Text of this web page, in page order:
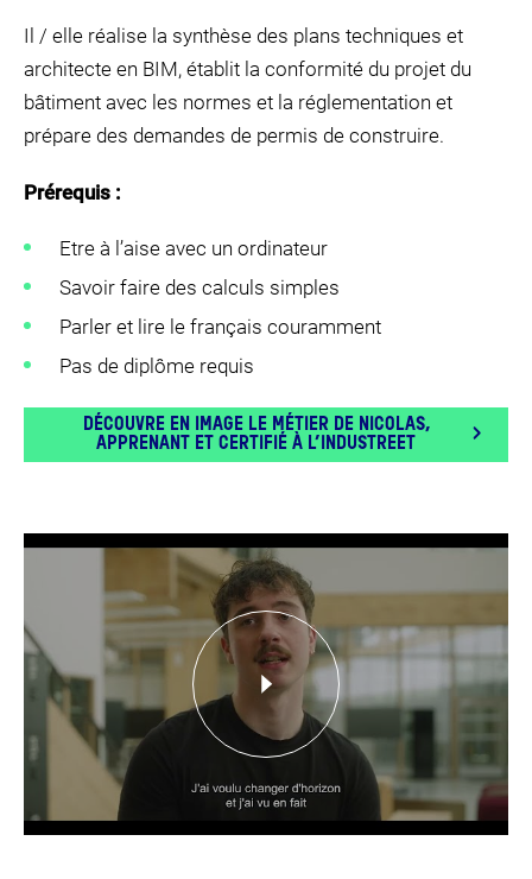
Il / elle réalise la synthèse des plans techniques et
architecte en BIM, établit la conformité du projet du
bâtiment avec les normes et la réglementation et
prépare des demandes de permis de construire.
Prérequis :
Etre à l’aise avec un ordinateur
Savoir faire des calculs simples
Parler et lire le français couramment
Pas de diplôme requis
DÉCOUVRE EN IMAGE LE MÉTIER DE NICOLAS,
APPRENANT ET CERTIFIÉ À L’INDUSTREET